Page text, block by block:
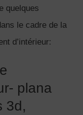
quelques
le cadre de la
d’intérieur:
plana
3d,